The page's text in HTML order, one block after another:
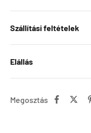
Szállítási feltételek
Elállás
Megosztás